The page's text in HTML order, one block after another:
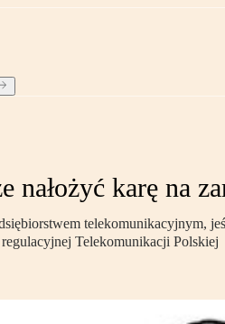
karę na
telekomunikacyjnym,
Telekomunikacji Polskiej